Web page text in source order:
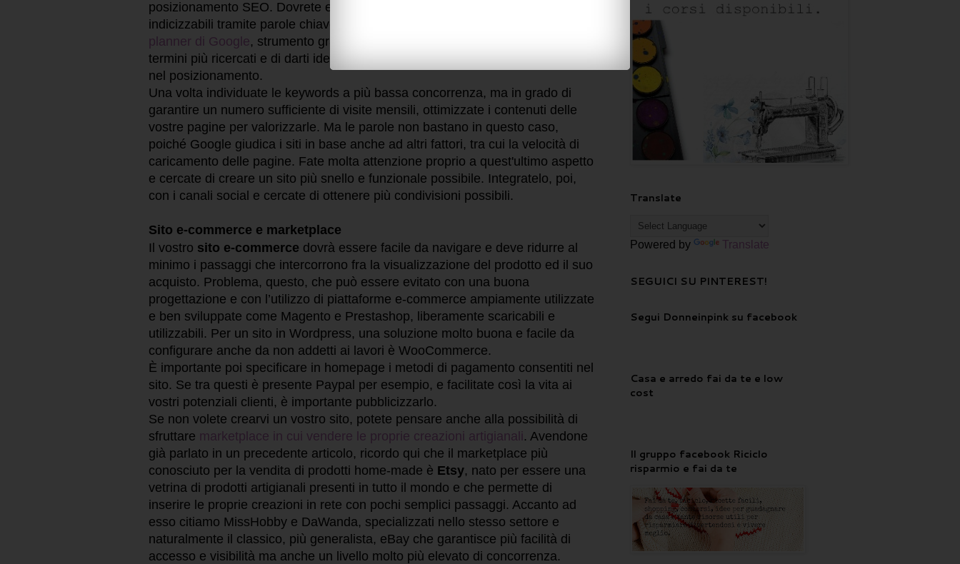
posizionamento SEO. Dovrete essere in grado di creare testi e contenuti
indicizzabili tramite parole chiave. Il primo tool da utilizzare è il
planner di Google, strumento gratuito che permette di scoprire quali sono i
termini più ricercati e di darti idee per nuove parole chiave che possano aiutarti
nel posizionamento.
Una volta individuate le keywords a più bassa concorrenza, ma in grado di
garantire un numero sufficiente di visite mensili, ottimizzate i contenuti delle
vostre pagine per valorizzarle. Ma le parole non bastano in questo caso,
poiché Google giudica i siti in base anche ad altri fattori, tra cui la velocità di
caricamento delle pagine. Fate molta attenzione proprio a quest'ultimo aspetto
e cercate di creare un sito più snello e funzionale possibile. Integratelo, poi,
con i canali social e cercate di ottenere più condivisioni possibili.
Sito e-commerce e marketplace
Il vostro sito e-commerce dovrà essere facile da navigare e deve ridurre al
minimo i passaggi che intercorrono fra la visualizzazione del prodotto ed il suo
acquisto. Problema, questo, che può essere evitato con una buona
progettazione e con l’utilizzo di piattaforme e-commerce ampiamente utilizzate
e ben sviluppate come Magento e Prestashop, liberamente scaricabili e
utilizzabili. Per un sito in Wordpress, una soluzione molto buona e facile da
configurare anche da non addetti ai lavori è WooCommerce.
È importante poi specificare in homepage i metodi di pagamento consentiti nel
sito. Se tra questi è presente Paypal per esempio, e facilitate così la vita ai
vostri potenziali clienti, è importante pubblicizzarlo.
Se non volete crearvi un vostro sito, potete pensare anche alla possibilità di
sfruttare marketplace in cui vendere le proprie creazioni artigianali . Avendone
già parlato in un precedente articolo, ricordo qui che il marketplace più
conosciuto per la vendita di prodotti home-made è Etsy, nato per essere una
vetrina di prodotti artigianali presenti in tutto il mondo e che permette di
inserire le proprie creazioni in rete con pochi semplici passaggi. Accanto ad
esso citiamo MissHobby e DaWanda, specializzati nello stesso settore e
naturalmente il classico, più generalista, eBay che garantisce più facilità di
accesso e visibilità ma anche un livello molto più elevato di concorrenza.
Translate
Powered by Translate
SEGUICI SU PINTEREST!
Segui Donneinpink su facebook
Casa e arredo fai da te e low
cost
Il gruppo facebook Riciclo
risparmio e fai da te